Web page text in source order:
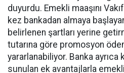
duyurdu. Emekli maaşını
kez bankadan almaya
belirlenen şartları yerine
tutarına göre promosyon
yararlanabiliyor. Banka ayrıca
sunulan ek avantajlarla